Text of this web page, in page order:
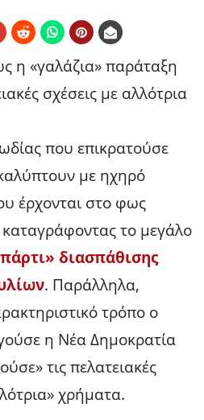
η «γαλάζια» παράταξη
σχέσεις με αλλότρια
που επικρατούσε
με ηχηρό
έρχονται στο φως
το μεγάλο
διασπάθισης
. Παράλληλα,
τρόπο ο
η Νέα Δημοκρατία
τις πελατειακές
χρήματα.